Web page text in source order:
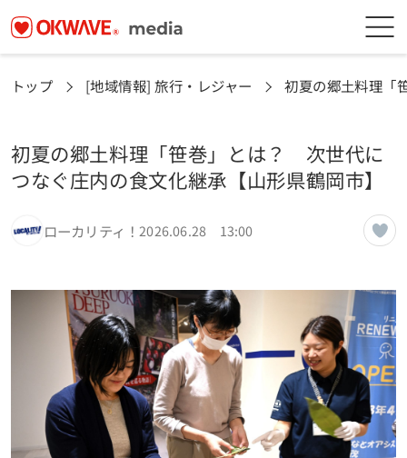
トップ [地域情報] 旅行・レジャー 初夏の郷土料理「
初夏の郷土料理「笹巻」とは？ 次世代に
つなぐ庄内の食文化継承【山形県鶴岡市】
ローカリティ！2026.06.28 13:00